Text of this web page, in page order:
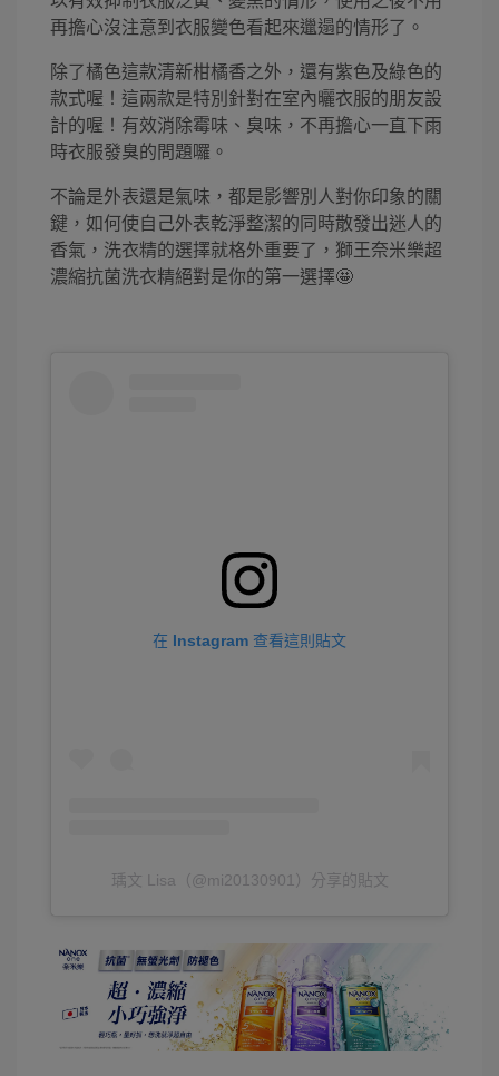
再擔心沒注意到衣服變色看起來邋遢的情形了。
除了橘色這款清新柑橘香之外，還有紫色及綠色的
款式喔！這兩款是特別針對在室內曬衣服的朋友設
計的喔！有效消除霉味、臭味，不再擔心一直下雨
時衣服發臭的問題囉。
不論是外表還是氣味，都是影響別人對你印象的關
鍵，如何使自己外表乾淨整潔的同時散發出迷人的
香氣，洗衣精的選擇就格外重要了，獅王奈米樂超
濃縮抗菌洗衣精絕對是你的第一選擇🤩
在 Instagram 查看這則貼文
瑀文 Lisa（@mi20130901）分享的貼文